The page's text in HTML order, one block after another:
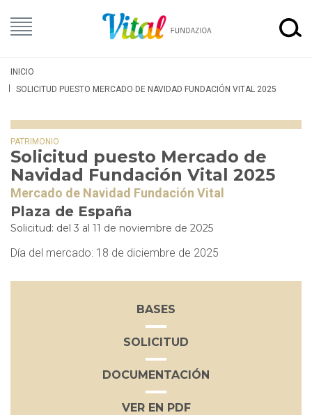
INICIO
SOLICITUD PUESTO MERCADO DE NAVIDAD FUNDACIÓN VITAL 2025
PATRIMONIO
Solicitud puesto Mercado de
Navidad Fundación Vital 2025
Mercado de Navidad Fundación Vital
Plaza de España
Solicitud: del 3 al 11 de noviembre de 2025
Día del mercado: 18 de diciembre de 2025
BASES
SOLICITUD
DOCUMENTACIÓN
VER EN PDF